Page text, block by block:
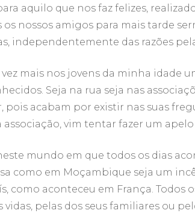
aquilo que nos faz felizes,
os nossos amigos para mais tarde
independentemente das razões
vez mais nos jovens da minha idade
Seja na rua seja nas
pois acabam por existir nas suas
vim tentar fazer um
mundo em que todos os dias
como em Moçambique seja um
como aconteceu em França.
vidas, pelas dos seus familiares ou